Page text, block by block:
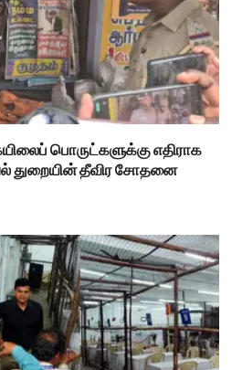
பொருட்களுக்கு எதிராக
துறையின் தீவிர சோதனை